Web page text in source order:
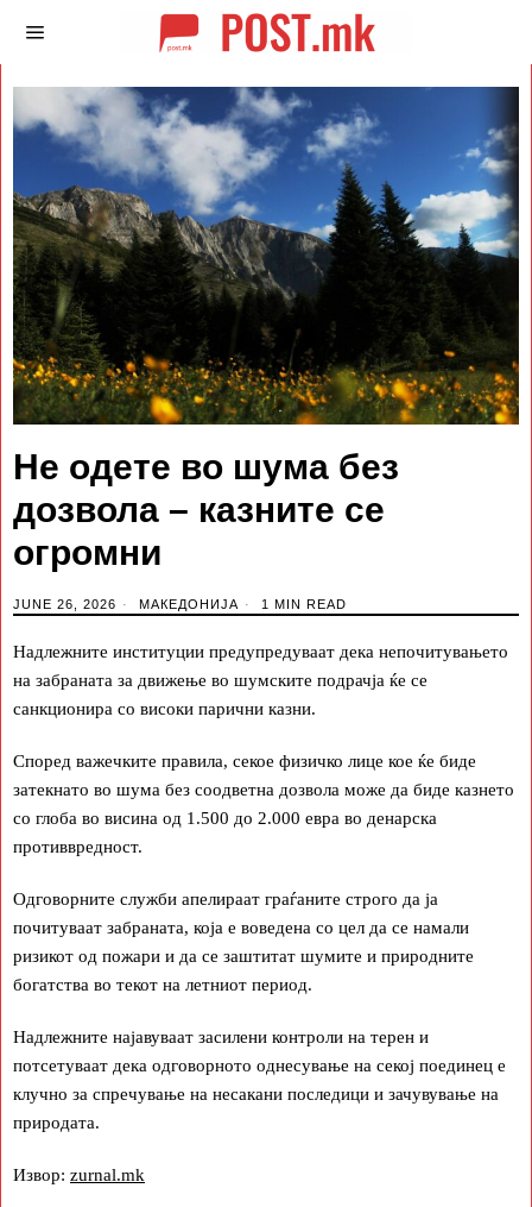
Не одете во шума без
дозвола – казните се
огромни
JUNE 26, 2026 МАКЕДОНИЈА 1 MIN READ
Надлежните институции предупредуваат дека непочитувањето
на забраната за движење во шумските подрачја ќе се
санкционира со високи парични казни.
Според важечките правила, секое физичко лице кое ќе биде
затекнато во шума без соодветна дозвола може да биде казнето
со глоба во висина од 1.500 до 2.000 евра во денарска
противвредност.
Одговорните служби апелираат граѓаните строго да ја
почитуваат забраната, која е воведена со цел да се намали
ризикот од пожари и да се заштитат шумите и природните
богатства во текот на летниот период.
Надлежните најавуваат засилени контроли на терен и
потсетуваат дека одговорното однесување на секој поединец е
клучно за спречување на несакани последици и зачувување на
природата.
Извор: zurnal.mk